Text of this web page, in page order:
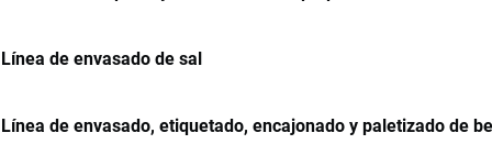
Línea de envasado de sal
Línea de envasado, etiquetado, encajonado y paletizado de